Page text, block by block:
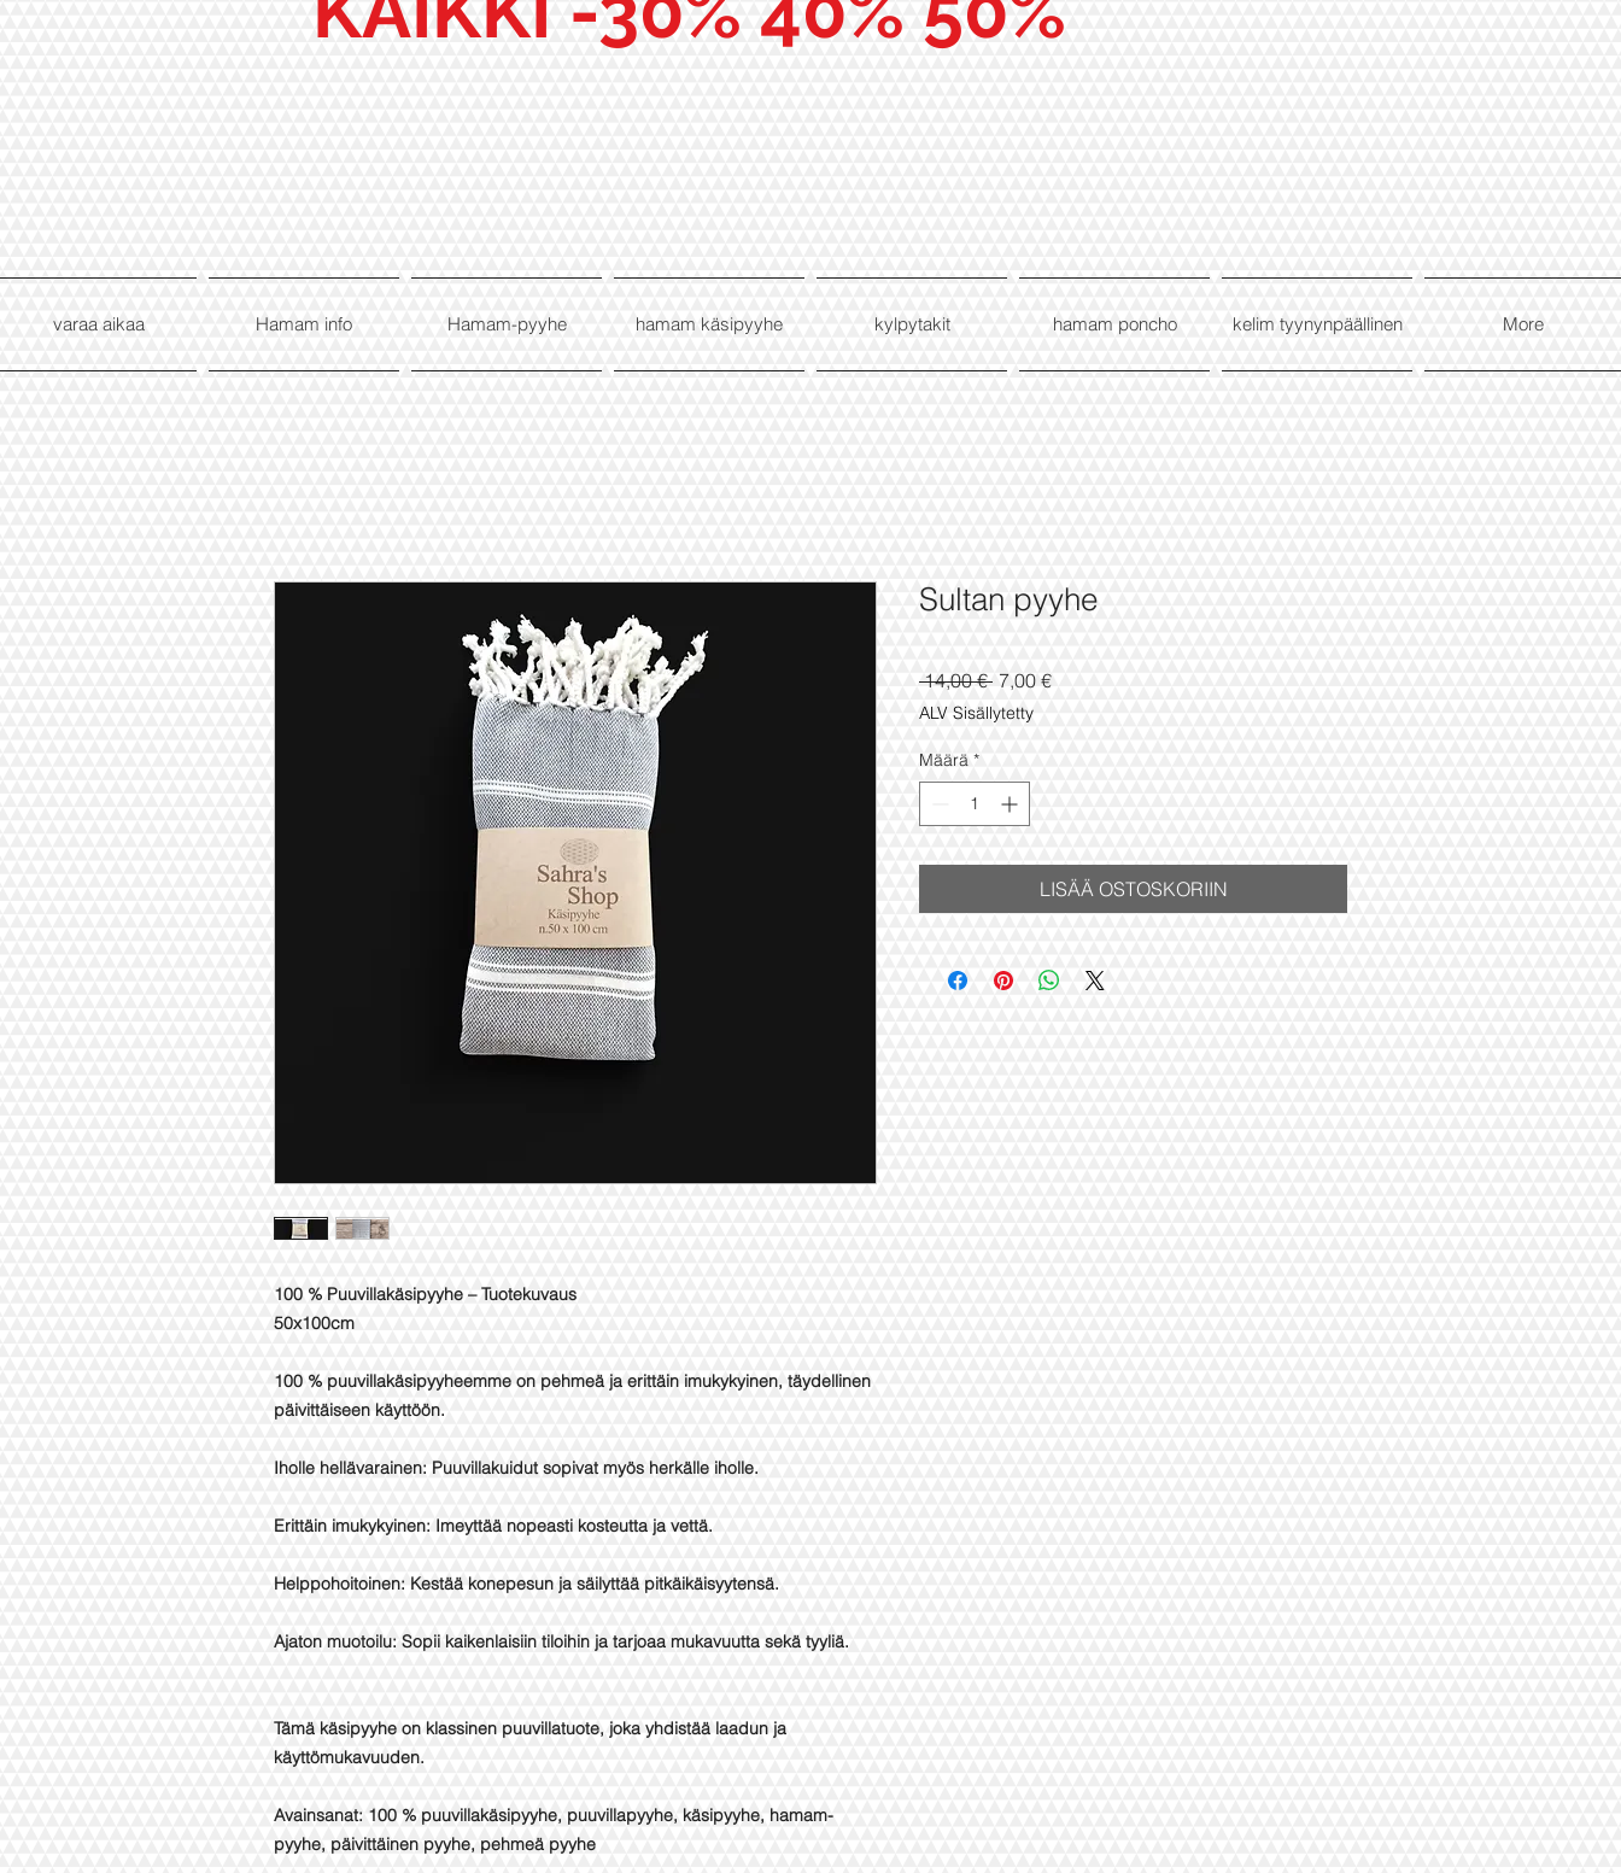
varaa aikaa Hamam info Hamam-pyyhe hamam käsipyyhe kylpytakit hamam poncho kelim tyynynpäällinen More
100 % Puuvillakäsipyyhe – Tuotekuvaus
50x100cm
100 % puuvillakäsipyyheemme on pehmeä ja erittäin imukykyinen, täydellinen
päivittäiseen käyttöön.
Iholle hellävarainen: Puuvillakuidut sopivat myös herkälle iholle.
Erittäin imukykyinen: Imeyttää nopeasti kosteutta ja vettä.
Helppohoitoinen: Kestää konepesun ja säilyttää pitkäikäisyytensä.
Ajaton muotoilu: Sopii kaikenlaisiin tiloihin ja tarjoaa mukavuutta sekä tyyliä.
Tämä käsipyyhe on klassinen puuvillatuote, joka yhdistää laadun ja
käyttömukavuuden.
Avainsanat: 100 % puuvillakäsipyyhe, puuvillapyyhe, käsipyyhe, hamam-
pyyhe, päivittäinen pyyhe, pehmeä pyyhe
Sultan pyyhe
14,00 € Normaali
hinta
7,00 €Alehinta
ALV Sisällytetty
Määrä *
LISÄÄ OSTOSKORIIN